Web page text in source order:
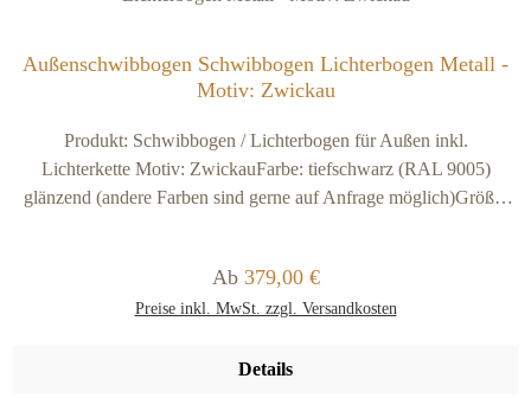
Außenschwibbogen Schwibbogen Lichterbogen Metall -
Motiv: Zwickau
Produkt: Schwibbogen / Lichterbogen für Außen inkl.
Lichterkette Motiv: ZwickauFarbe: tiefschwarz (RAL 9005)
glänzend (andere Farben sind gerne auf Anfrage möglich)Größe:
enthalten).Ausführung / Lieferumfang:Der Schwib- und
Lichterbogen wird beidseitig mit EP-Grundierungspulver (für
tiefschwarz glänzend pulverbeschichtetDer Schwibbogen ist durch
Regulärer Preis:
Ab 379,00 €
Preise inkl. MwSt. zzgl. Versandkosten
Details